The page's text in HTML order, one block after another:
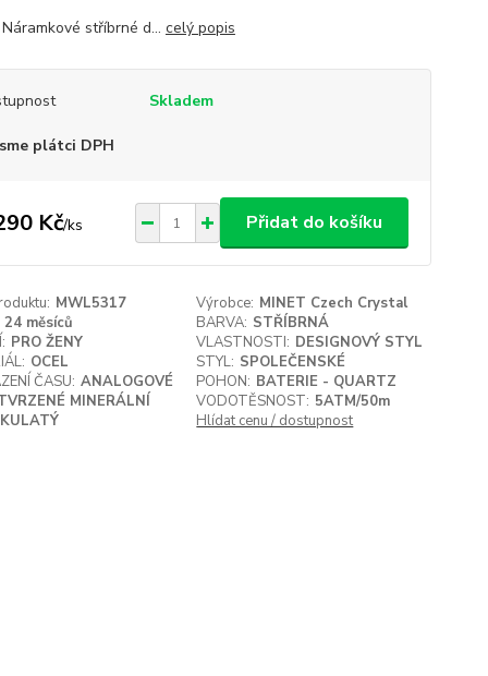
stříbrné d... celý popis
Skladem
plátci DPH
Kč/ks Přidat do košíku
MWL5317 Výrobce: MINET Czech Crystal
24 měsíců
BARVA: STŘÍBRNÁ
PRO ŽENY VLASTNOSTI: DESIGNOVÝ STYL
OCEL STYL: SPOLEČENSKÉ
ČASU: ANALOGOVÉ POHON: BATERIE - QUARTZ
MINERÁLNÍ
VODOTĚSNOST: 5ATM/50m
KULATÝ
Hlídat cenu / dostupnost